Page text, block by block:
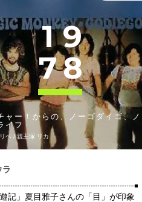
1 9
78
ャー！からの、ノーゴダイゴ、ノ
イフ
ベ / 親王塚 リカ
ラ
遊記」夏目雅子さんの「目」が印象